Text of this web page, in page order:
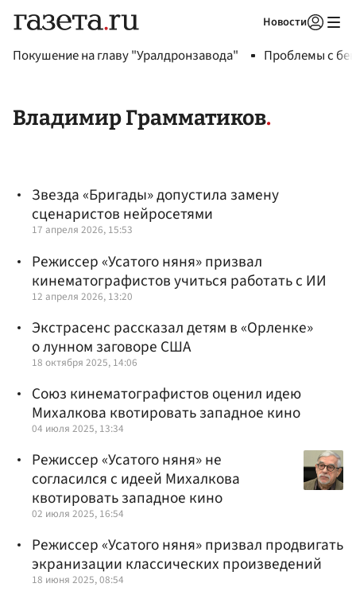
Новости
Покушение на главу "Уралдронзавода" Проблемы с
Владимир Грамматиков
Звезда «Бригады» допустила замену
сценаристов нейросетями
17 апреля 2026, 15:53
Режиссер «Усатого няня» призвал
кинематографистов учиться работать с ИИ
12 апреля 2026, 13:20
Экстрасенс рассказал детям в «Орленке»
о лунном заговоре США
18 октября 2025, 14:06
Союз кинематографистов оценил идею
Михалкова квотировать западное кино
04 июля 2025, 13:34
Режиссер «Усатого няня» не
согласился с идеей Михалкова
квотировать западное кино
02 июля 2025, 16:54
Режиссер «Усатого няня» призвал продвигать
экранизации классических произведений
18 июня 2025, 08:54